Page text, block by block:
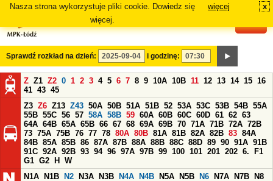
Nasza strona wykorzystuje pliki cookie. Dowiedz się
więcej.
więcej x
Sprawdź rozkład na dzień: i godzinę:
Z Z1 Z2 0 1 2 3 4 5 6 7 8 9 10A 10B 11 12 13 14 15 16
41 43 45
Z3 Z6 Z13 Z43 50A 50B 51A 51B 52 53A 53C 53B 54B 55A
55B 55C 56 57 58A 58B 59 60A 60B 60C 60D 61 62 63
64A 64B 65A 65B 66 67 68 69A 69B 70 71A 71B 72A 72B
73 75A 75B 76 77 78 80A 80B 81A 81B 82A 82B 83 84A
84B 85A 85B 86 87A 87B 88A 88B 88C 88D 89 90 91A 91B
91C 92A 92B 93 94 96 97A 97B 99 100 101 201 202 6.
F1
G1 G2 H
W
N1A
N1B N2 N3A N3B N4A N4B N5A N5B N6 N7A N7B
N8